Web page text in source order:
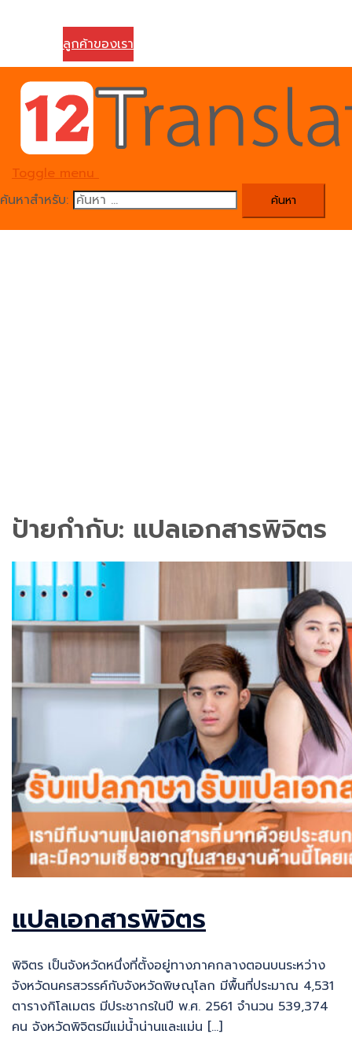
ติดต่อเรา
ลูกค้าของเรา
Toggle menu
ค้นหาสำหรับ:
ป้ายกำกับ: แปลเอกสารพิจิตร
แปลเอกสารพิจิตร
พิจิตร เป็นจังหวัดหนึ่งที่ตั้งอยู่ทางภาคกลางตอนบนระหว่าง
จังหวัดนครสวรรค์กับจังหวัดพิษณุโลก มีพื้นที่ประมาณ 4,531
ตารางกิโลเมตร มีประชากรในปี พ.ศ. 2561 จำนวน 539,374
คน จังหวัดพิจิตรมีแม่น้ำน่านและแม่น […]